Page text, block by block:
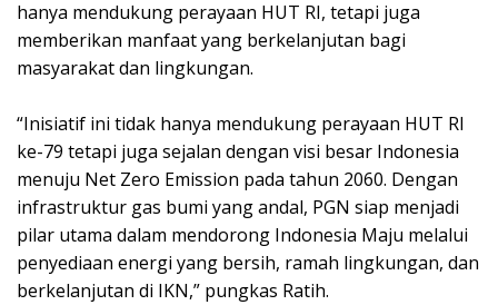
hanya mendukung perayaan HUT RI, tetapi juga
memberikan manfaat yang berkelanjutan bagi
masyarakat dan lingkungan.
“Inisiatif ini tidak hanya mendukung perayaan HUT RI
ke-79 tetapi juga sejalan dengan visi besar Indonesia
menuju Net Zero Emission pada tahun 2060. Dengan
infrastruktur gas bumi yang andal, PGN siap menjadi
pilar utama dalam mendorong Indonesia Maju melalui
penyediaan energi yang bersih, ramah lingkungan, dan
berkelanjutan di IKN,” pungkas Ratih.